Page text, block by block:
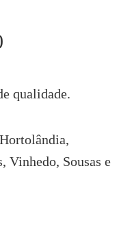
é: qualidade.
Vinhedo, Sousas e